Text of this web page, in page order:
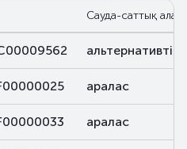
Сауда-саттық алаң
альтернативті
аралас
аралас